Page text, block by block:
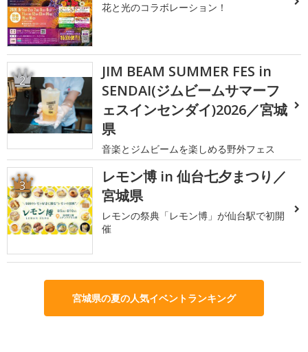
花と光のコラボレーション！
2
JIM BEAM SUMMER FES in
SENDAI(ジムビームサマーフ
ェスインセンダイ)2026／宮城
県
音楽とジムビームを楽しめる野外フェス
3
レモン博 in 仙台七夕まつり／
宮城県
レモンの祭典「レモン博」が仙台駅で初開
催
宮城県の夏の人気イベントランキング